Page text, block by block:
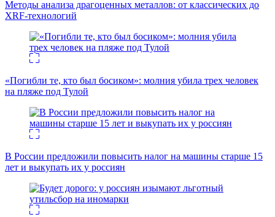
Методы анализа драгоценных металлов: от классических до
XRF-технологий
«Погибли те, кто был босиком»: молния убила трех человек
на пляже под Тулой
В России предложили повысить налог на машины старше 15
лет и выкупать их у россиян